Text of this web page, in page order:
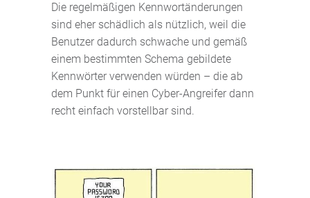
Die regelmäßigen Kennwortänderungen
sind eher schädlich als nützlich, weil die
Benutzer dadurch schwache und gemäß
einem bestimmten Schema gebildete
Kennwörter verwenden würden – die ab
dem Punkt für einen Cyber-Angreifer dann
recht einfach vorstellbar sind.